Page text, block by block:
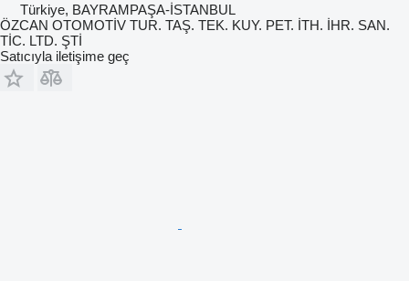
Türkiye, BAYRAMPAŞA-İSTANBUL
ÖZCAN OTOMOTİV TUR. TAŞ. TEK. KUY. PET. İTH. İHR. SAN.
TİC. LTD. ŞTİ
Satıcıyla iletişime geç